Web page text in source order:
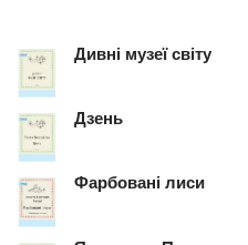
Дивні музеї світу
Дзень
Фарбовані лиси